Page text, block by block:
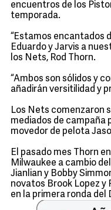
encuentros de los
temporada.
“Estamos encantados
Eduardo y Jarvis a
los Nets, Rod Thorn.
“Ambos son sólidos y
añadirán versitilidad y
Los Nets comenzaron
mediados de campaña
movedor de pelota
El pasado mes Thorn
Milwaukee a cambio
Jianlian y Bobby
novatos Brook Lopez y
en la primera ronda del